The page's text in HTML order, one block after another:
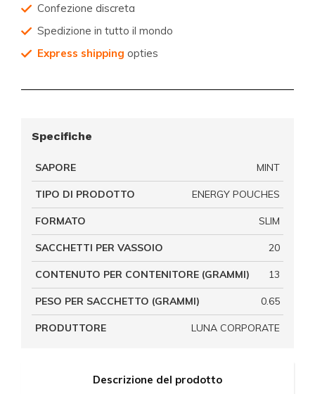
Confezione discreta
Spedizione in tutto il mondo
Express shipping opties
Descrizione del prodotto
Specifiche
SAPORE MINT
TIPO DI PRODOTTO ENERGY POUCHES
FORMATO SLIM
SACCHETTI PER VASSOIO 20
CONTENUTO PER CONTENITORE (GRAMMI) 13
PESO PER SACCHETTO (GRAMMI) 0.65
PRODUTTORE LUNA CORPORATE